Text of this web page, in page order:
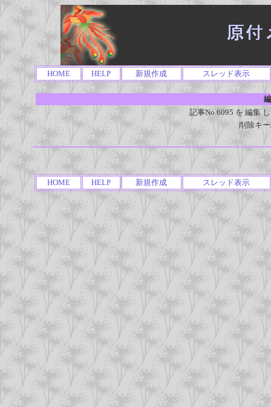
HOME HELP 新規作成 スレッド表示
記事No.6095 を 編集
削除キ
HOME HELP 新規作成 スレッド表示